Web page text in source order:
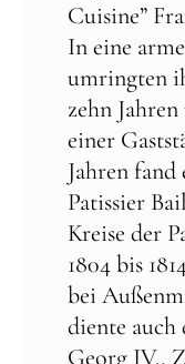
Cuisine”
In eine
umringten
zehn
einer
Jahren
Patissier
Kreise der
1804 bis
bei
diente auch
Georg IV.,